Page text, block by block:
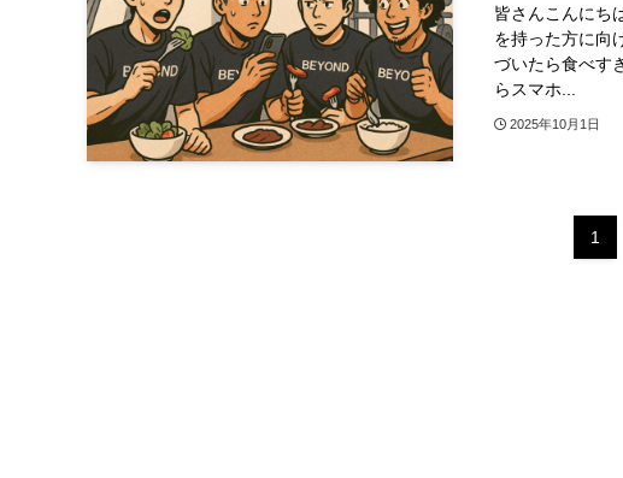
皆さんこんにち
を持った方に向
づいたら食べす
らスマホ...
2025年10月1日
1